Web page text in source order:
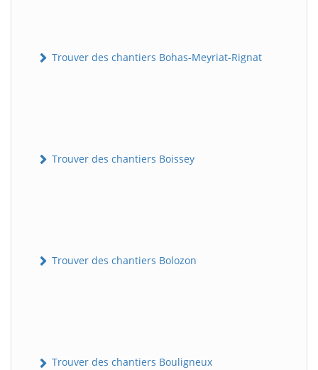
Trouver des chantiers Bohas-Meyriat-Rignat
Trouver des chantiers Boissey
Trouver des chantiers Bolozon
Trouver des chantiers Bouligneux